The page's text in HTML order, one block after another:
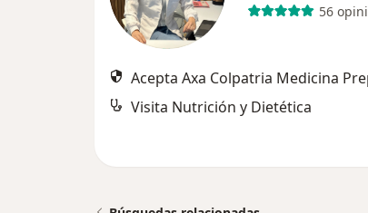
56
Acepta Axa Colpatria Medicina
Visita Nutrición y Dietética